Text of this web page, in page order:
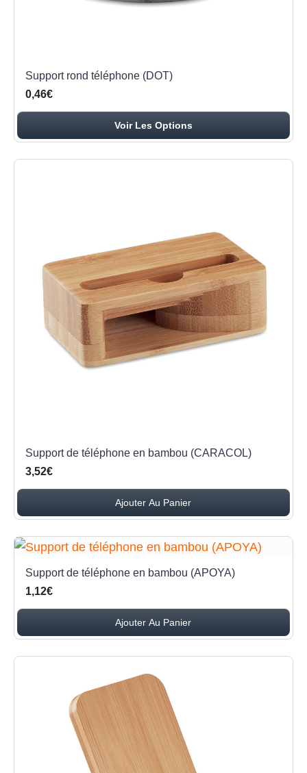
Support rond téléphone (DOT)
0,46€
Voir Les Options
Support de téléphone en bambou (CARACOL)
3,52€
Ajouter Au Panier
Support de téléphone en bambou (APOYA)
1,12€
Ajouter Au Panier